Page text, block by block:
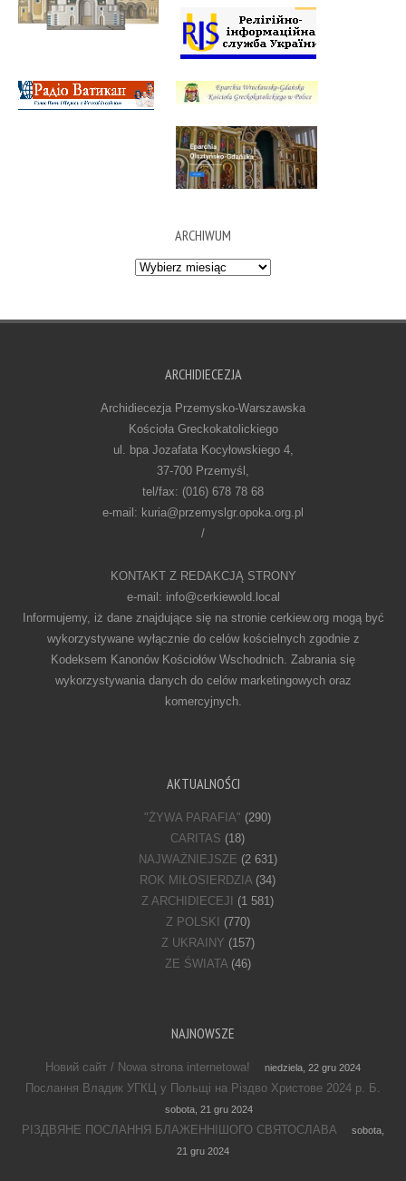
ARCHIWUM
Archiwum
ARCHIDIECEZJA
Archidiecezja Przemysko-Warszawska
Kościoła Greckokatolickiego
ul. bpa Jozafata Kocyłowskiego 4,
37-700 Przemyśl,
tel/fax: (016) 678 78 68
e-mail: kuria@przemyslgr.opoka.org.pl
/
KONTAKT Z REDAKCJĄ STRONY
e-mail: info@cerkiewold.local
Informujemy, iż dane znajdujące się na stronie cerkiew.org mogą być
wykorzystywane wyłącznie do celów kościelnych zgodnie z
Kodeksem Kanonów Kościołów Wschodnich. Zabrania się
wykorzystywania danych do celów marketingowych oraz
komercyjnych.
AKTUALNOŚCI
"ŻYWA PARAFIA" (290)
CARITAS (18)
NAJWAŻNIEJSZE (2 631)
ROK MIŁOSIERDZIA(34)
Z ARCHIDIECEJI
(1 581)
Z POLSKI
(770)
Z UKRAINY (157)
ZE ŚWIATA(46)
NAJNOWSZE
Новий сайт / Nowa strona internetowa! niedziela, 22 gru 2024
Послання Владик УГКЦ у Польщі на Різдво Христове 2024 р. Б.
sobota, 21 gru 2024
РІЗДВЯНЕ ПОСЛАННЯ БЛАЖЕННІШОГО СВЯТОСЛАВА
sobota,
21 gru 2024